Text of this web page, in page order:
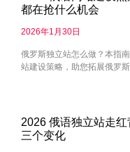
都在抢什么机会
2026年1月30日
俄罗斯独立站怎么做？本指
站建设策略，助您拓展俄罗斯
2026 俄语独立站走
三个变化